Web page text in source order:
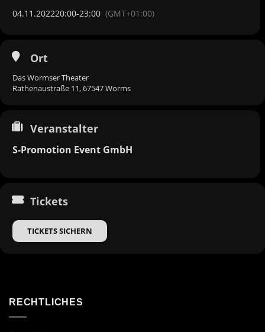
04.11.202220:00-23:00 (GMT+01:00)
Ort
Das Wormser Theater
Rathenaustraße 11, 67547 Worms
Veranstalter
S-Promotion Event GmbH
Tickets
TICKETS SICHERN
RECHTLICHES